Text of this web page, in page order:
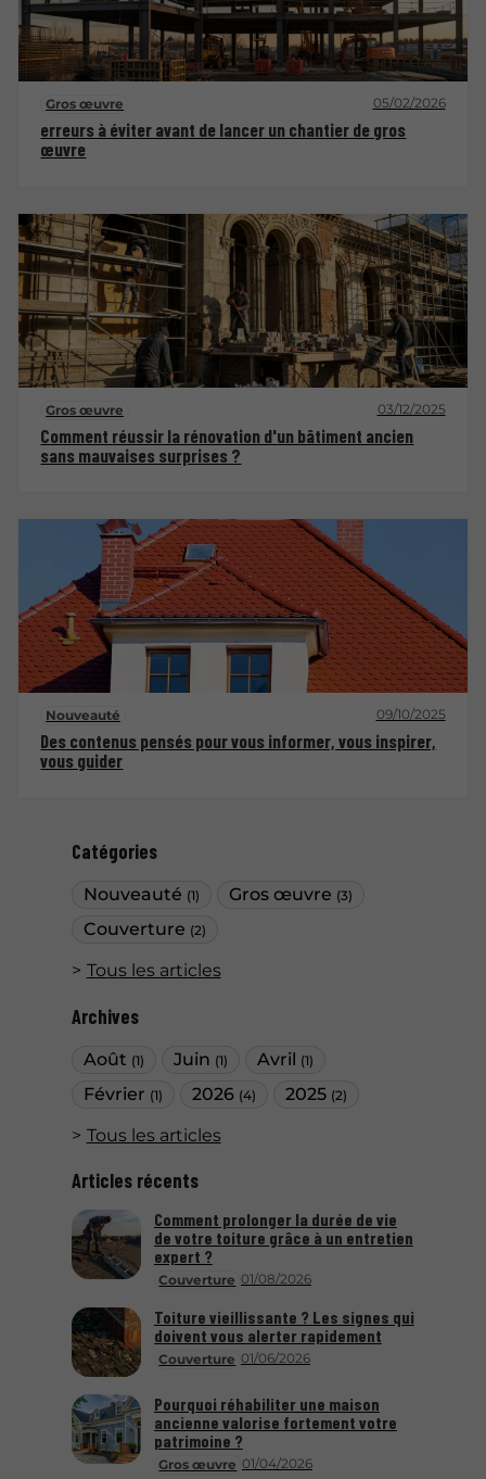
Catégories
Nouveauté (1) Gros œuvre (3)
Couverture (2)
Tous les articles
Archives
Août (1) Juin (1) Avril (1)
Février (1) 2026 (4) 2025 (2)
Tous les articles
Articles récents
Couverture 01/08/2026
Comment prolonger la durée de vie
de votre toiture grâce à un entretien
expert ?
Couverture 01/06/2026
Toiture vieillissante ? Les signes qui
doivent vous alerter rapidement
Gros œuvre 01/04/2026
Pourquoi réhabiliter une maison
ancienne valorise fortement votre
patrimoine ?
Gros œuvre 05/02/2026
erreurs à éviter avant de lancer un chantier de gros
œuvre
Gros œuvre 03/12/2025
Comment réussir la rénovation d'un bâtiment ancien
sans mauvaises surprises ?
Nouveauté 09/10/2025
Des contenus pensés pour vous informer, vous inspirer,
vous guider